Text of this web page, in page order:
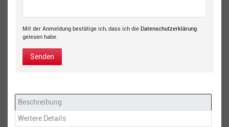
Mit der Anmeldung bestätige ich, dass ich die Daten­schutz­erklärung
gelesen habe.
Senden
Beschreibung
Weitere Details